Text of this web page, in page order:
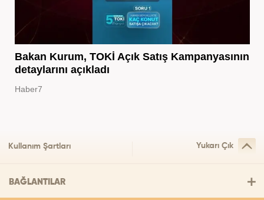
Bakan Kurum, TOKİ Açık Satış Kampanyasının
detaylarını açıkladı
Haber7
Kullanım Şartları Yukarı Çık
BAĞLANTILAR